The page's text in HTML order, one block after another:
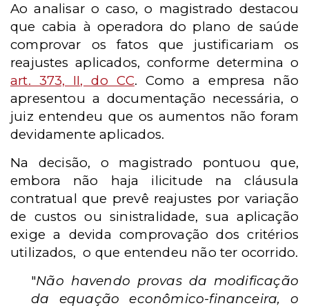
Ao analisar o caso, o magistrado destacou
que cabia à operadora do plano de saúde
comprovar os fatos que justificariam os
reajustes aplicados, conforme determina o
art. 373, II, do CC. Como a empresa não
apresentou a documentação necessária, o
juiz entendeu que os aumentos não foram
devidamente aplicados.
Na decisão, o magistrado pontuou que,
embora não haja ilicitude na cláusula
contratual que prevê reajustes por variação
de custos ou sinistralidade, sua aplicação
exige a devida comprovação dos critérios
utilizados, o que entendeu não ter ocorrido.
"Não havendo provas da modificação
da equação econômico-financeira, o